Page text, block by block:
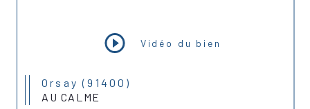
Vidéo du bien
Orsay (91400)
AU CALME